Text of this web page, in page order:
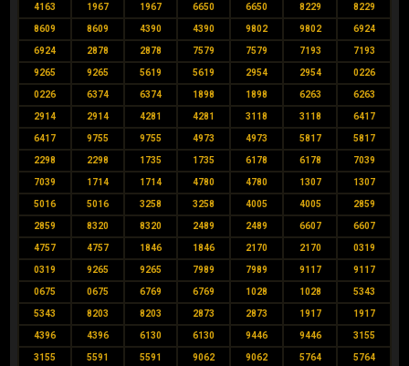
4163 1967 1967 6650 6650 8229 8229
8609 8609 4390 4390 9802 9802 6924
6924 2878 2878 7579 7579 7193 7193
9265 9265 5619 5619 2954 2954 0226
0226 6374 6374 1898 1898 6263 6263
2914 2914 4281 4281 3118 3118 6417
6417 9755 9755 4973 4973 5817 5817
2298 2298 1735 1735 6178 6178 7039
7039 1714 1714 4780 4780 1307 1307
5016 5016 3258 3258 4005 4005 2859
2859 8320 8320 2489 2489 6607 6607
4757 4757 1846 1846 2170 2170 0319
0319 9265 9265 7989 7989 9117 9117
0675 0675 6769 6769 1028 1028 5343
5343 8203 8203 2873 2873 1917 1917
4396 4396 6130 6130 9446 9446 3155
3155 5591 5591 9062 9062 5764 5764